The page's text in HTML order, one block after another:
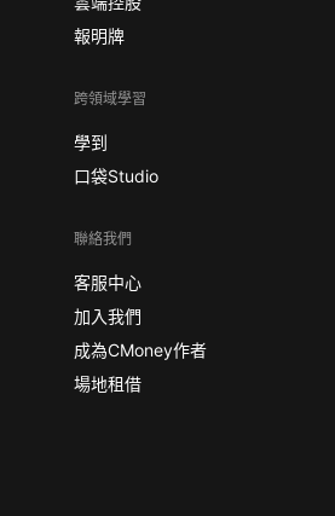
報明牌
跨領域學習
學到
口袋Studio
聯絡我們
客服中心
加入我們
成為CMoney作者
場地租借